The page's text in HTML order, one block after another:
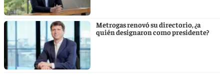
Metrogas renovó su directorio, ¿a
quién designaron como presidente?